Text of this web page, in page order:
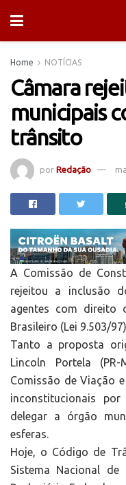
Home NOTÍCIAS
Câmara
municipais
trânsito
por Redação
A Comissão de
rejeitou a inclusão
agentes com direito
Brasileiro (Lei 9.503/
Tanto a proposta
Lincoln Portela
Comissão de Viação
inconstitucionais
delegar a órgão
esferas.
Hoje, o Código de
Sistema Nacional